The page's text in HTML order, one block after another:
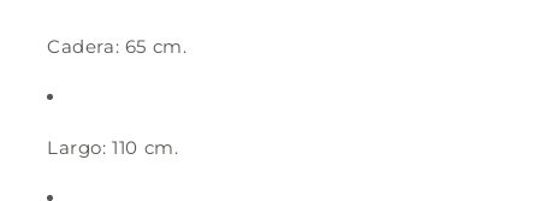
Cadera: 65 cm.
Largo: 110 cm.